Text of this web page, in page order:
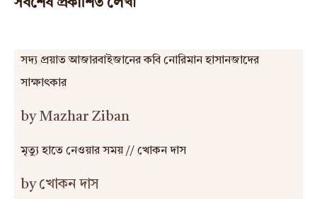
সর্বশেষ প্রকাশিত লেখা
সদ্য প্রয়াত আজারবাইজানের কবি নোরিমান হাসানজাদের
সাক্ষাৎকার
by Mazhar Ziban
মৃত্যু হাতে নেওয়ার সময় // খোকন দাস
by খোকন দাস